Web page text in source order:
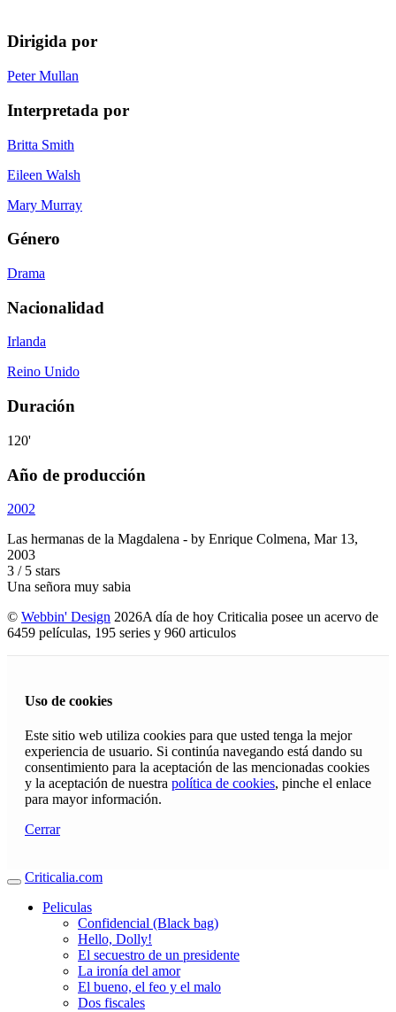
Dirigida por
Peter Mullan
Interpretada por
Britta Smith
Eileen Walsh
Mary Murray
Género
Drama
Nacionalidad
Irlanda
Reino Unido
Duración
120'
Año de producción
2002
Las hermanas de la Magdalena - by Enrique Colmena, Mar 13,
2003
3 / 5 stars
Una señora muy sabia
© Webbin' Design 2026A día de hoy Criticalia posee un acervo de
6459 películas, 195 series y 960 articulos
Uso de cookies
Este sitio web utiliza cookies para que usted tenga la mejor
experiencia de usuario. Si continúa navegando está dando su
consentimiento para la aceptación de las mencionadas cookies
y la aceptación de nuestra política de cookies, pinche el enlace
para mayor información.
Cerrar
Criticalia.com
Peliculas
Confidencial (Black bag)
Hello, Dolly!
El secuestro de un presidente
La ironía del amor
El bueno, el feo y el malo
Dos fiscales